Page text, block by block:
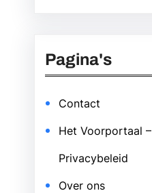
Pagina's
Contact
Het Voorportaal –
Privacybeleid
Over ons